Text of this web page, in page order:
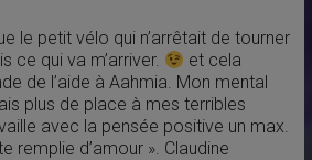
le petit vélo qui n’arrêtait de tourner
ce qui va m’arriver.
et cela
de l’aide à Aahmia. Mon mental
plus de place à mes terribles
avec la pensée positive un max.
remplie d’amour ». Claudine